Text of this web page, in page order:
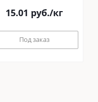
15.01 руб./кг
Под заказ